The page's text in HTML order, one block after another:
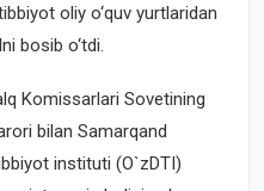
oliy o‘quv yurtlaridan
bosib o‘tdi.
Komissarlari Sovetining
bilan Samarqand
instituti (O`zDTI)